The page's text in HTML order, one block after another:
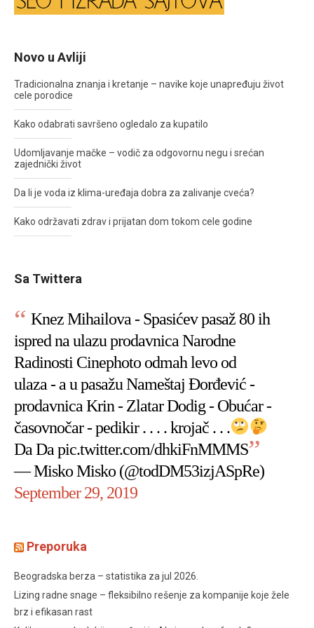
Novo u Avliji
Tradicionalna znanja i kretanje – navike koje unapređuju život
cele porodice
Kako odabrati savršeno ogledalo za kupatilo
Udomljavanje mačke – vodič za odgovornu negu i srećan
zajednički život
Da li je voda iz klima-uređaja dobra za zalivanje cveća?
Kako održavati zdrav i prijatan dom tokom cele godine
Sa Twittera
Knez Mihailova - Spasićev pasaž 80 ih
ispred na ulazu prodavnica Narodne
Radinosti Cinephoto odmah levo od
ulaza - a u pasažu Nameštaj Đorđević -
prodavnica Krin - Zlatar Dodig - Obućar -
časovnočar - pedikir . . . . krojač . . .
Da Da pic.twitter.com/dhkiFnMMMS
— Misko Misko (@todDM53izjASpRe)
September 29, 2019
Preporuka
Beogradska berza – statistika za jul 2026.
Lizing radne snage – fleksibilno rešenje za kompanije koje žele
brz i efikasan rast